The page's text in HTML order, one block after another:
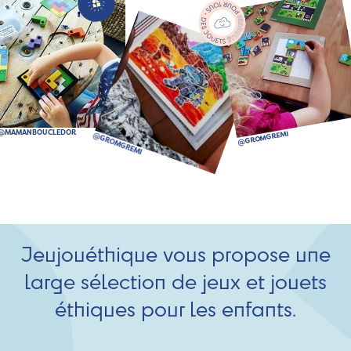
Jeujouéthique vous propose une
large sélection de jeux et jouets
éthiques pour les enfants.